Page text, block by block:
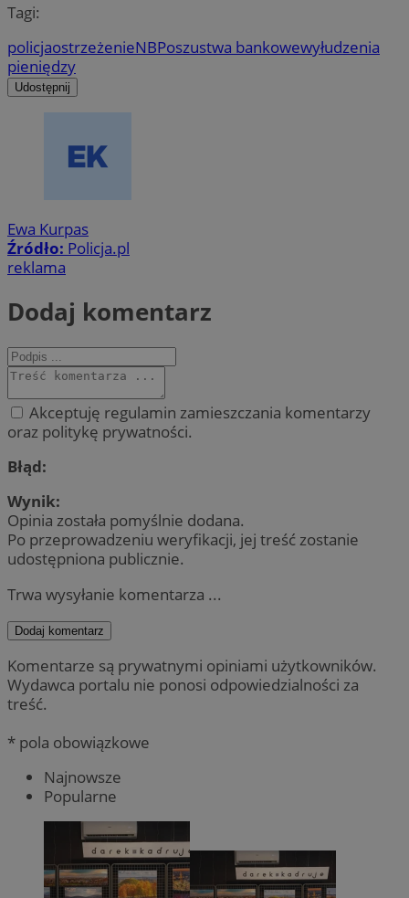
Tagi:
policjaostrzeżenieNBPoszustwa bankowewyłudzenia
pieniędzy
Udostępnij
Ewa Kurpas
Źródło: Policja.pl
reklama
Dodaj komentarz
Akceptuję regulamin zamieszczania komentarzy
oraz politykę prywatności.
Błąd:
Wynik:
Opinia została pomyślnie dodana.
Po przeprowadzeniu weryfikacji, jej treść zostanie
udostępniona publicznie.
Trwa wysyłanie komentarza ...
Dodaj komentarz
Komentarze są prywatnymi opiniami użytkowników.
Wydawca portalu nie ponosi odpowiedzialności za
treść.
* pola obowiązkowe
Najnowsze
Popularne